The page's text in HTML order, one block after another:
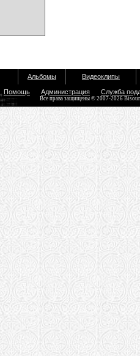
Альбомы Видеоклипы
Помощь Администрация Служба
Все права защищены © 2007-2026